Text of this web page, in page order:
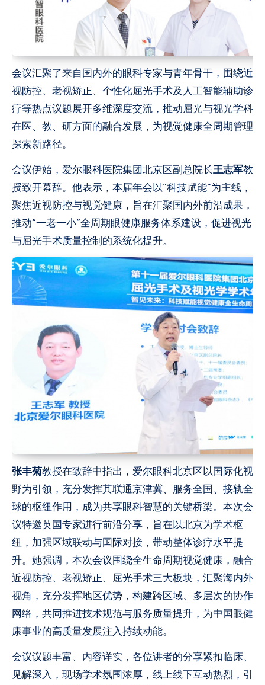
会议汇聚了来自国内外的眼科专家与青年骨干，围绕近
视防控、老视矫正、个性化屈光手术及人工智能辅助诊
疗等热点议题展开多维深度交流，推动屈光与视光学科
在医、教、研方面的融合发展，为视觉健康全周期管理
探索新路径。
会议伊始，爱尔眼科医院集团北京区副总院长王志军教
授致开幕辞。他表示，本届年会以“科技赋能”为主线，
聚焦近视防控与视觉健康，旨在汇聚国内外前沿成果，
推动“一老一小”全周期眼健康服务体系建设，促进视光
与屈光手术质量控制的系统化提升。
张丰菊教授在致辞中指出，爱尔眼科北京区以国际化视
野为引领，充分发挥其联通京津冀、服务全国、接轨全
球的枢纽作用，成为共享眼科智慧的关键桥梁。本次会
议特邀英国专家进行前沿分享，旨在以北京为学术枢
纽，加强区域联动与国际对接，带动整体诊疗水平提
升。她强调，本次会议围绕全生命周期视觉健康，融合
近视防控、老视矫正、屈光手术三大板块，汇聚海内外
视角，充分发挥地区优势，构建跨区域、多层次的协作
网络，共同推进技术规范与服务质量提升，为中国眼健
康事业的高质量发展注入持续动能。
会议议题丰富、内容详实，各位讲者的分享紧扣临床、
见解深入，现场学术氛围浓厚，线上线下互动热烈，引